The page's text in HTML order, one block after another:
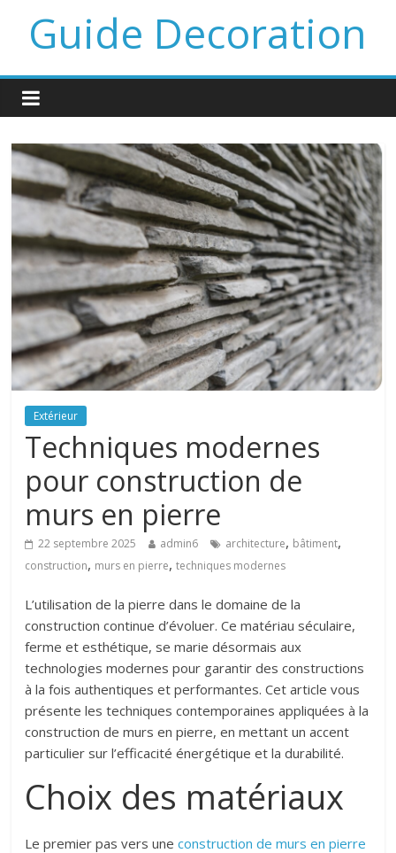
Guide Decoration
Extérieur
Techniques modernes
pour construction de
murs en pierre
22 septembre 2025 admin6 architecture, bâtiment,
construction, murs en pierre,techniques modernes
L’utilisation de la pierre dans le domaine de la
construction continue d’évoluer. Ce matériau séculaire,
ferme et esthétique, se marie désormais aux
technologies modernes pour garantir des constructions
à la fois authentiques et performantes. Cet article vous
présente les techniques contemporaines appliquées à la
construction de murs en pierre, en mettant un accent
particulier sur l’efficacité énergétique et la durabilité.
Choix des matériaux
Le premier pas vers une construction de murs en pierre